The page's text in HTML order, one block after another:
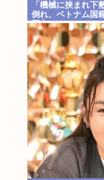
「機械に挟まれ下
倒れ、ベトナム国
死亡